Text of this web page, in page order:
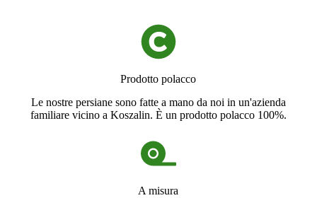
Prodotto polacco
Le nostre persiane sono fatte a mano da noi in un'azienda
familiare vicino a Koszalin. È un prodotto polacco 100%.
A misura